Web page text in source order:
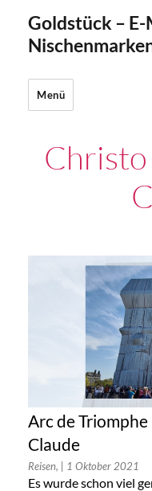
Goldstück –
Menü
Christo
Arc de
Claude
Reisen, | 1 Oktober 2021
Es wurde schon viel